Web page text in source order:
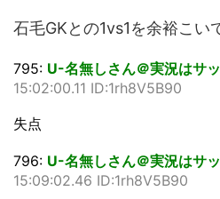
石毛GKとの1vs1を余裕こい
795: U-名無しさん＠実況はサ
15:02:00.11 ID:1rh8V5B90
失点
796: U-名無しさん＠実況はサ
15:09:02.46 ID:1rh8V5B90